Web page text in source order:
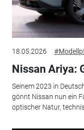
18.05.2026
Nissan Ariya:
Seinem 2023 in
gönnt Nissan nun ein
optischer Natur,